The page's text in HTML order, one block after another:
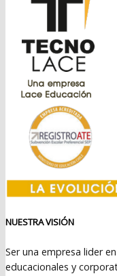
NUESTRA VISIÓN
Ser una empresa lider
educacionales y